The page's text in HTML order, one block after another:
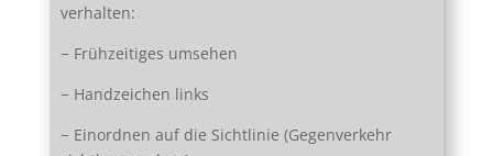
verhalten:
− Frühzeitiges umsehen
− Handzeichen links
− Einordnen auf die Sichtlinie (Gegenverkehr